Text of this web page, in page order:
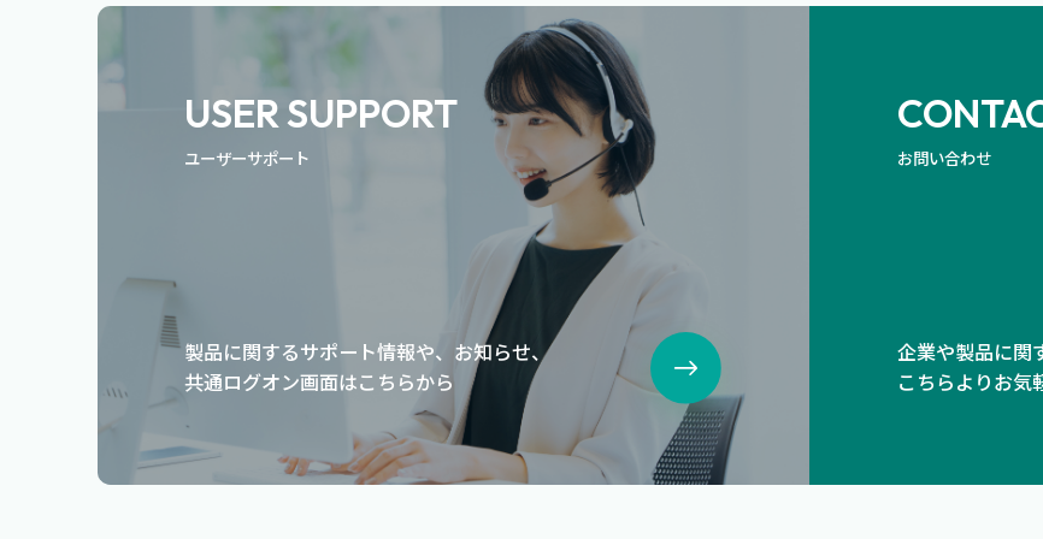
USER SUPPORT
ユーザーサポート
製品に関するサポート情報や、お知らせ、
共通ログオン画面はこちらから
お問い合わせ
企業や製品に関
こちらよりお気